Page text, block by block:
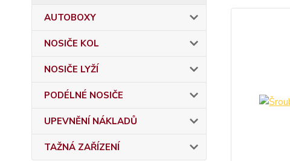
AUTOBOXY
NOSIČE KOL
NOSIČE LYŽÍ
PODÉLNÉ NOSIČE
UPEVNĚNÍ NÁKLADŮ
TAŽNÁ ZAŘÍZENÍ